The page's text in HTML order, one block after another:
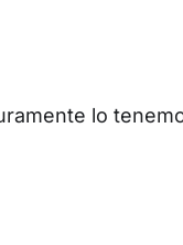
lo